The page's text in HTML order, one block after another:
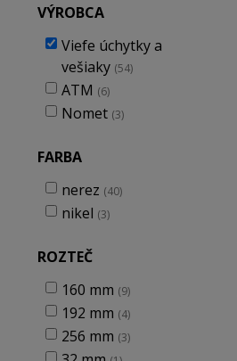
VÝROBCA
Viefe úchytky a
vešiaky (54)
ATM (6)
Nomet (3)
FARBA
nerez (40)
nikel (3)
ROZTEČ
160 mm (9)
192 mm (4)
256 mm (3)